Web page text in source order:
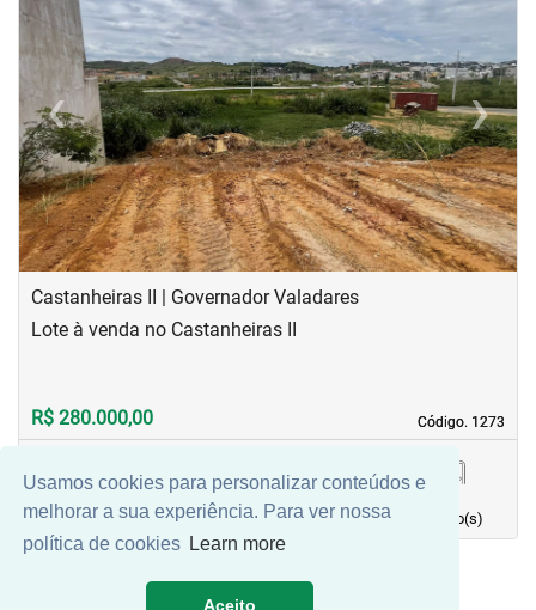
Usamos cookies para personalizar conteúdos e
melhorar a sua experiência. Para ver nossa
política de cookies Learn more
Aceito
‹Previous ›Next
Castanheiras II | Governador Valadares
Código. 1273
Código. 1273
Lote à venda no Castanheiras II
R$ 280.000,00
Área principal
quarto(s)
Vaga(s)
banho(s)